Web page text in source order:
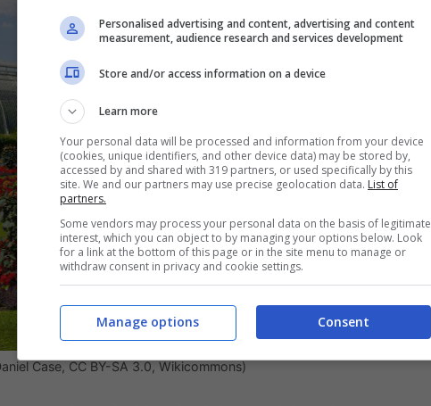
Case, CC BY-SA 3.0, Wikicommons)
Personalised advertising and content, advertising and content
measurement, audience research and services development
Store and/or access information on a device
Learn more
Your personal data will be processed and information from your device
(cookies, unique identifiers, and other device data) may be stored by,
accessed by and shared with 319 partners, or used specifically by this
site. We and our partners may use precise geolocation data. List of
partners.
Some vendors may process your personal data on the basis of legitimate
interest, which you can object to by managing your options below. Look
for a link at the bottom of this page or in the site menu to manage or
withdraw consent in privacy and cookie settings.
Consent
Manage options